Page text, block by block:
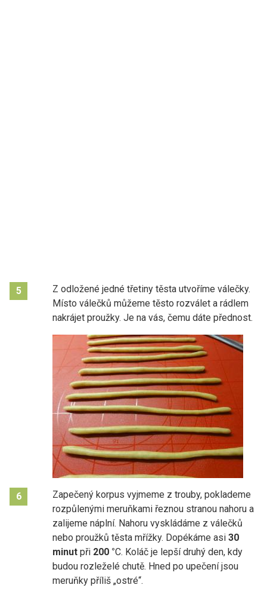
5
Z odložené jedné třetiny těsta utvoříme válečky.
Místo válečků můžeme těsto rozválet a rádlem
nakrájet proužky. Je na vás, čemu dáte přednost.
6
Zapečený korpus vyjmeme z trouby, poklademe
rozpůlenými meruňkami řeznou stranou nahoru a
zalijeme náplní. Nahoru vyskládáme z válečků
nebo proužků těsta mřížky. Dopékáme asi 30
minut při 200 °C. Koláč je lepší druhý den, kdy
budou rozleželé chutě. Hned po upečení jsou
meruňky příliš „ostré“.